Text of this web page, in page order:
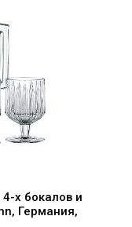
х бокалов и
Германия,